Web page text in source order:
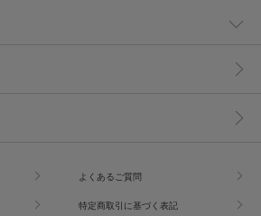
よくあるご質問
特定商取引に基づく表記